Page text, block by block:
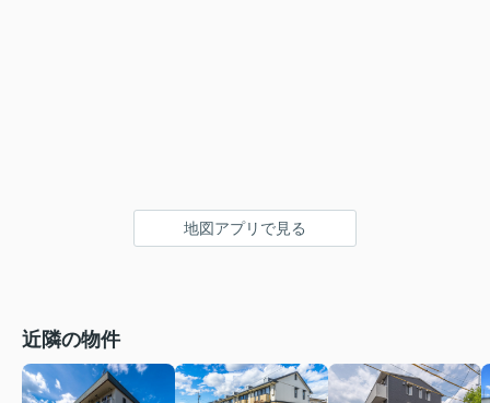
地図アプリで見る
近隣の物件